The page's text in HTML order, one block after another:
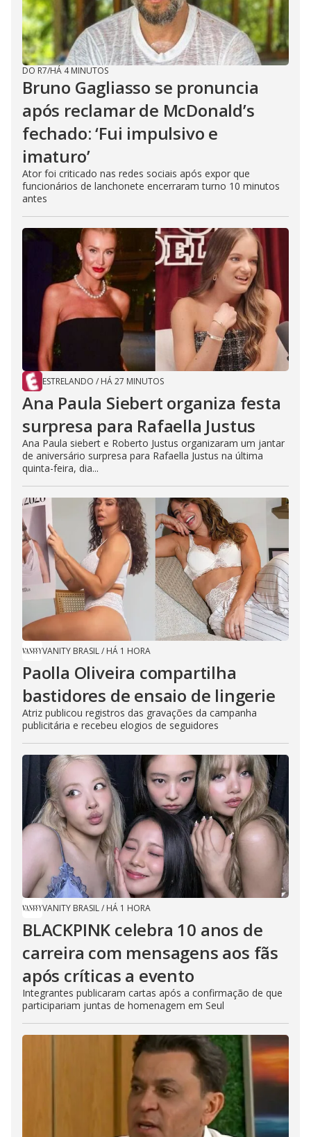
DO R7/HÁ 4 MINUTOS
Bruno Gagliasso se pronuncia
após reclamar de McDonald’s
fechado: ‘Fui impulsivo e
imaturo’
Ator foi criticado nas redes sociais após expor que
funcionários de lanchonete encerraram turno 10 minutos
antes
ESTRELANDO / HÁ 27 MINUTOS
Ana Paula Siebert organiza festa
surpresa para Rafaella Justus
Ana Paula siebert e Roberto Justus organizaram um jantar
de aniversário surpresa para Rafaella Justus na última
quinta-feira, dia...
VANITY BRASIL/ HÁ 1 HORA
Paolla Oliveira compartilha
bastidores de ensaio de lingerie
Atriz publicou registros das gravações da campanha
publicitária e recebeu elogios de seguidores
VANITY BRASIL/ HÁ 1 HORA
BLACKPINK celebra 10 anos de
carreira com mensagens aos fãs
após críticas a evento
Integrantes publicaram cartas após a confirmação de que
participariam juntas de homenagem em Seul